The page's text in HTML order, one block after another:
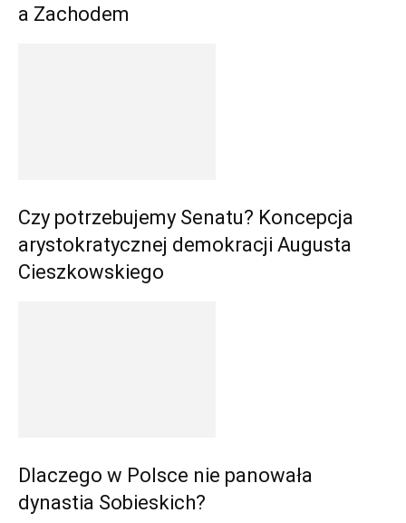
a Zachodem
Czy potrzebujemy Senatu? Koncepcja
arystokratycznej demokracji Augusta
Cieszkowskiego
Dlaczego w Polsce nie panowała
dynastia Sobieskich?